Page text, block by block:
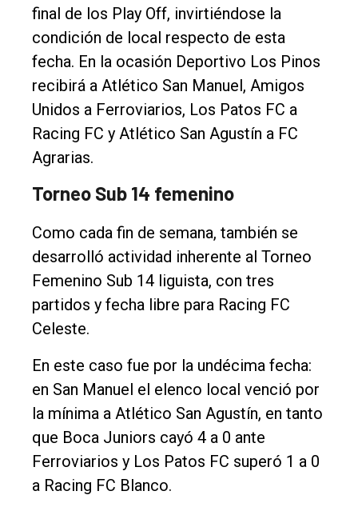
final de los Play Off, invirtiéndose la
condición de local respecto de esta
fecha. En la ocasión Deportivo Los Pinos
recibirá a Atlético San Manuel, Amigos
Unidos a Ferroviarios, Los Patos FC a
Racing FC y Atlético San Agustín a FC
Agrarias.
Torneo Sub 14 femenino
Como cada fin de semana, también se
desarrolló actividad inherente al Torneo
Femenino Sub 14 liguista, con tres
partidos y fecha libre para Racing FC
Celeste.
En este caso fue por la undécima fecha:
en San Manuel el elenco local venció por
la mínima a Atlético San Agustín, en tanto
que Boca Juniors cayó 4 a 0 ante
Ferroviarios y Los Patos FC superó 1 a 0
a Racing FC Blanco.